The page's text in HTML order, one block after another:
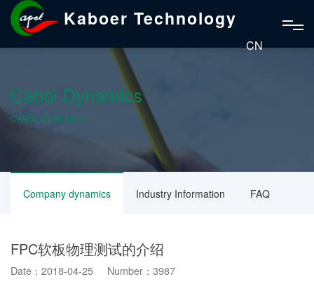
Kaboer Technology
CN
Cabol Dynamics
CABOL DYNAMICS
Company dynamics Industry Information FAQ
FPC软板物理测试的介绍
Date：2018-04-25 Number：3987